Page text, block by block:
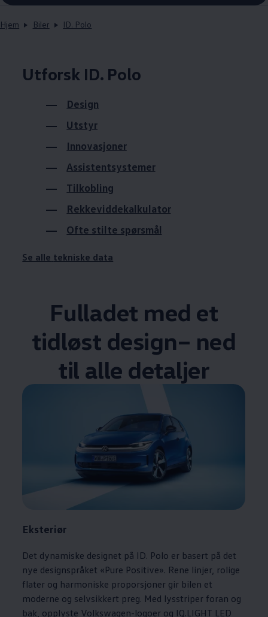
Hjem Biler ID. Polo
Utforsk ID. Polo
Design
Utstyr
Innovasjoner
Assistentsystemer
Tilkobling
Rekkeviddekalkulator
Ofte stilte spørsmål
Se alle tekniske data
Fulladet med et
tidløst design– ned
til alle detaljer
Eksteriør
Det dynamiske designet på ID. Polo er basert på det
nye designspråket «Pure Positive». Rene linjer, rolige
flater og harmoniske proporsjoner gir bilen et
moderne og selvsikkert preg. Med lysstriper foran og
bak, opplyste Volkswagen-logoer og IQ.LIGHT LED